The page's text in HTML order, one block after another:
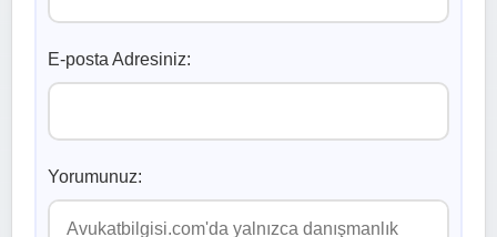
E-posta Adresiniz:
Yorumunuz: